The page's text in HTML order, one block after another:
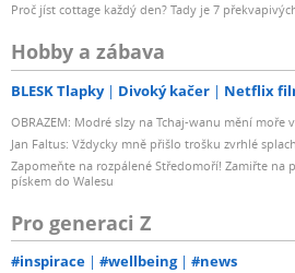
Proč jíst cottage každý den? Tady je 7
Hobby a zábava
BLESK Tlapky Divoký kačer Netflix
OBRAZEM: Modré slzy na Tchaj-wanu mění moře
Jan Faltus: Vždycky mně přišlo trošku zvrhlé
Zapomeňte na rozpálené Středomoří! Zamiřte na
pískem do Walesu
Pro generaci Z
#inspirace #wellbeing #news